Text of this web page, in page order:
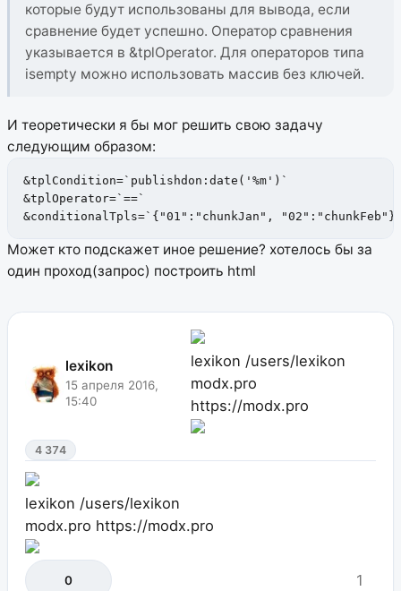
которые будут использованы для вывода, если
сравнение будет успешно. Оператор сравнения
указывается в &tplOperator. Для операторов типа
isempty можно использовать массив без ключей.
И теоретически я бы мог решить свою задачу
следующим образом:
&tplCondition=`publishdon:date('%m')`
&tplOperator=`==`
&conditionalTpls=`{"01":"chunkJan",
Может кто подскажет иное решение? хотелось бы за
один проход(запрос) построить html
lexikon
15 апреля 2016,
15:40
lexikon /users/lexikon
modx.pro
https://modx.pro
4 374
lexikon /users/lexikon
modx.pro https://modx.pro
0 1